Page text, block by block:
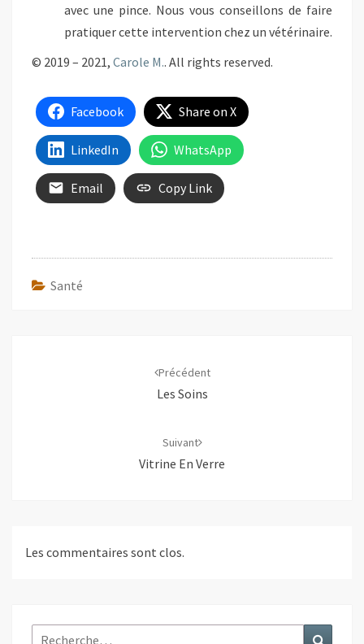
avec une pince. Nous vous conseillons de faire
pratiquer cette intervention chez un vétérinaire.
© 2019 – 2021, Carole M.. All rights reserved.
Facebook Share on X
LinkedIn WhatsApp
Email Copy Link
Santé
Précédent
Les Soins
Suivant
Vitrine En Verre
Les commentaires sont clos.
Rechercher :